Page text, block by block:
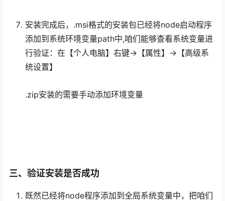
安装完成后，.msi格式的安装包已经将node启动程序
添加到系统环境变量path中,咱们能够查看系统变量进
行验证：在【个人电脑】右键→【属性】→【高级系
统设置】
.zip安装的需要手动添加环境变量
三、验证安装是否成功
既然已经将node程序添加到全局系统变量中，把咱们